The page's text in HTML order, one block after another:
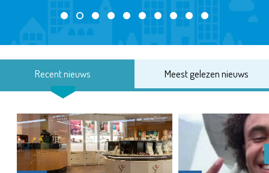
Recent nieuws Meest gelezen nieuws